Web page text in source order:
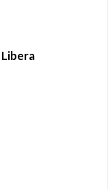
Libera